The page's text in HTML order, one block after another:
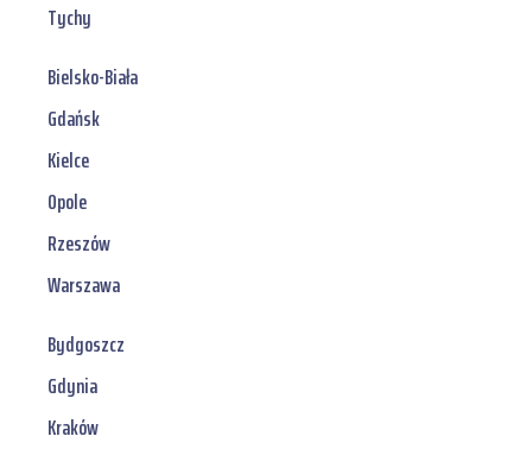
Tychy
Bielsko-Biała
Gdańsk
Kielce
Opole
Rzeszów
Warszawa
Bydgoszcz
Gdynia
Kraków